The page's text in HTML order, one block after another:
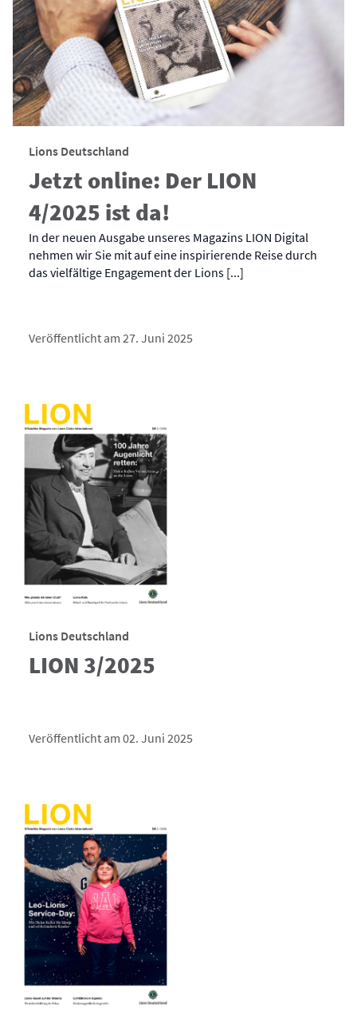
Lions Deutschland
Jetzt online: Der LION
4/2025 ist da!
In der neuen Ausgabe unseres Magazins LION Digital
nehmen wir Sie mit auf eine inspirierende Reise durch
das vielfältige Engagement der Lions [...]
Veröffentlicht am 27. Juni 2025
Lions Deutschland
LION 3/2025
Veröffentlicht am 02. Juni 2025